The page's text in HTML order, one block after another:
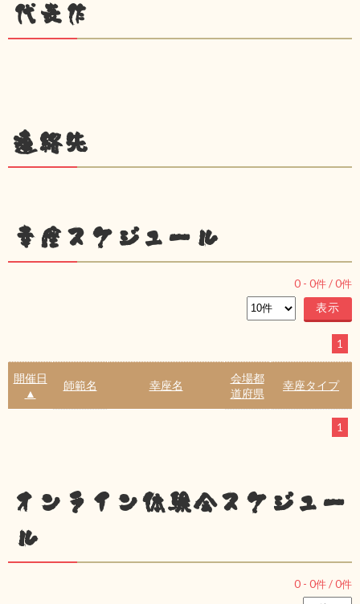
代表作
連絡先
幸座スケジュール
0 - 0件 /0件
1
開催日
▲
師範名 幸座名
会場都
道府県
幸座タイプ
1
オンライン体験会スケジュー
ル
0 - 0件 /0件